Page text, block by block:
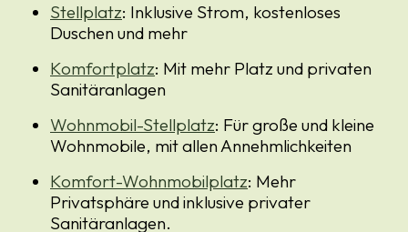
Stellplatz: Inklusive Strom, kostenloses
Duschen und mehr
Komfortplatz: Mit mehr Platz und privaten
Sanitäranlagen
Wohnmobil-Stellplatz: Für große und kleine
Wohnmobile, mit allen Annehmlichkeiten
Komfort-Wohnmobilplatz: Mehr
Privatsphäre und inklusive privater
Sanitäranlagen.